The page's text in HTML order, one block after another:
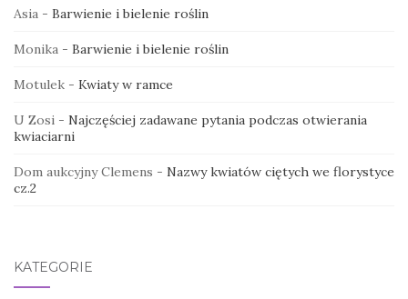
Asia - Barwienie i bielenie roślin
Monika - Barwienie i bielenie roślin
Motulek - Kwiaty w ramce
U Zosi - Najczęściej zadawane pytania podczas otwierania
kwiaciarni
Dom aukcyjny Clemens - Nazwy kwiatów ciętych we florystyce
cz.2
KATEGORIE